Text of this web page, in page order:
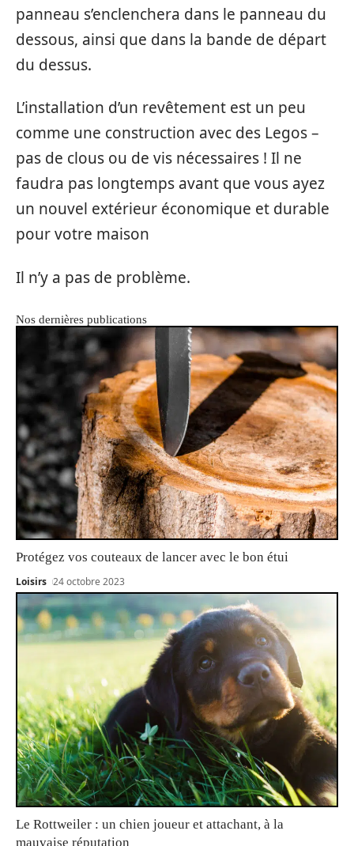
panneau s’enclenchera dans le panneau du
dessous, ainsi que dans la bande de départ
du dessus.
L’installation d’un revêtement est un peu
comme une construction avec des Legos –
pas de clous ou de vis nécessaires ! Il ne
faudra pas longtemps avant que vous ayez
un nouvel extérieur économique et durable
pour votre maison
Il n’y a pas de problème.
Nos dernières publications
Protégez vos couteaux de lancer avec le bon étui
Loisirs 24 octobre 2023
Le Rottweiler : un chien joueur et attachant, à la
mauvaise réputation